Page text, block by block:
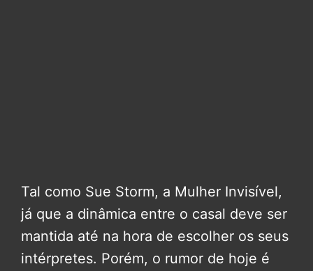
Tal como Sue Storm, a Mulher Invisível,
já que a dinâmica entre o casal deve ser
mantida até na hora de escolher os seus
intérpretes. Porém, o rumor de hoje é